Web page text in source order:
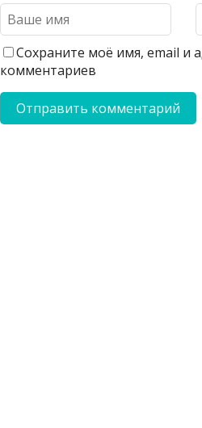
Сохраните моё имя, email и
комментариев